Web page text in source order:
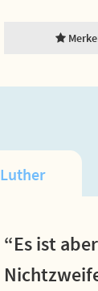
Luther
“Es ist